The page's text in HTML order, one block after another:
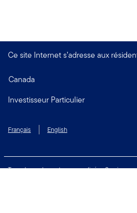
Ce site Internet s’adresse aux
Canada
Investisseur Particulier
Français English
Taux de rendement personnalisé Services